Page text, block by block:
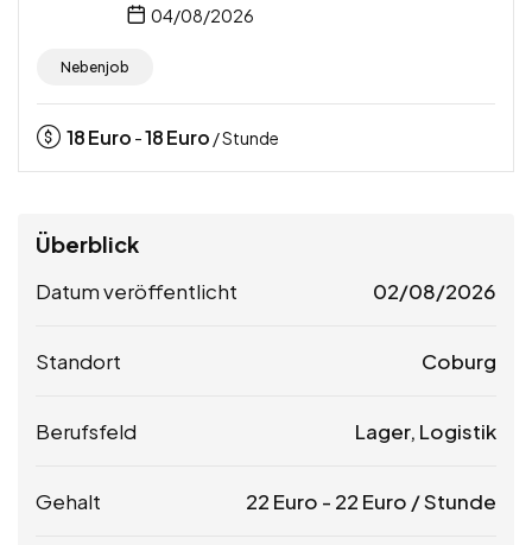
04/08/2026
Nebenjob
18Euro -18Euro / Stunde
Überblick
Datum veröffentlicht 02/08/2026
Standort Coburg
Berufsfeld Lager, Logistik
Gehalt 22 Euro - 22 Euro / Stunde